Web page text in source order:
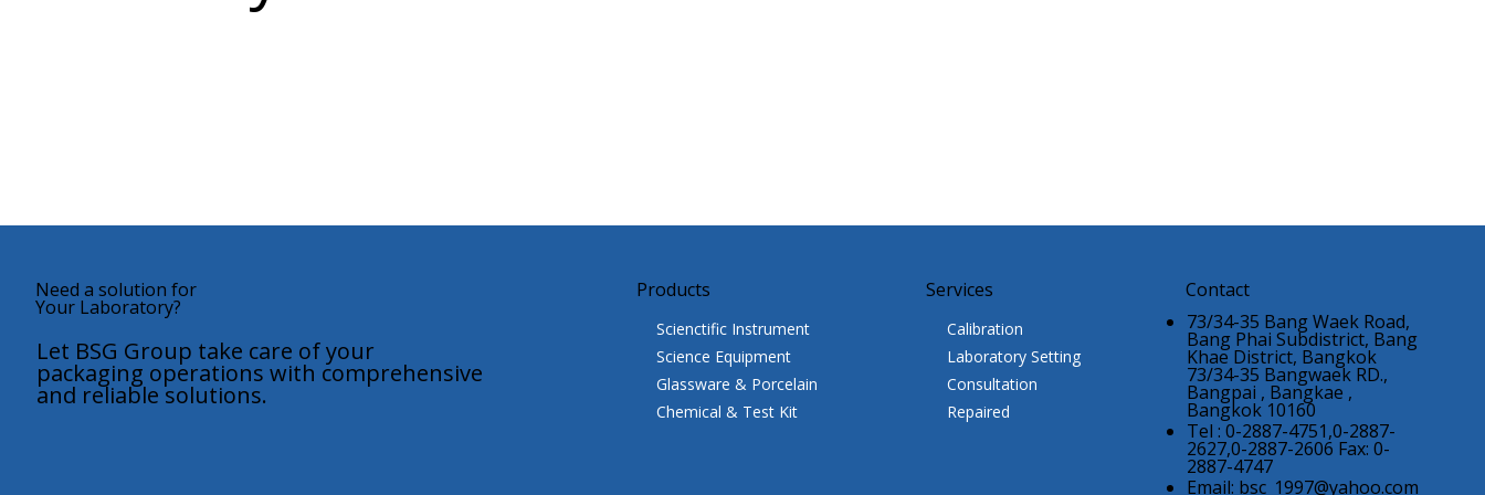
Need a solution for
Your Laboratory?
Let BSG Group take care of your
packaging operations with comprehensive
and reliable solutions.
Products
Scienctific Instrument
Science Equipment
Glassware & Porcelain
Chemical & Test Kit
Services
Calibration
Laboratory Setting
Consultation
Repaired
Contact
73/34-35 Bang Waek Road,
Bang Phai Subdistrict, Bang
Khae District, Bangkok
73/34-35 Bangwaek RD.,
Bangpai , Bangkae ,
Bangkok 10160
Tel : 0-2887-4751,0-2887-
2627,0-2887-2606 Fax: 0-
2887-4747
Email: bsc_1997@yahoo.com